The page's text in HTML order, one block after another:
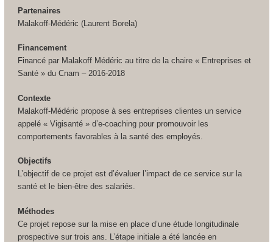
Partenaires
Malakoff-Médéric (Laurent Borela)
Financement
Financé par Malakoff Médéric au titre de la chaire « Entreprises et
Santé » du Cnam – 2016-2018
Contexte
Malakoff-Médéric propose à ses entreprises clientes un service
appelé « Vigisanté » d’e-coaching pour promouvoir les
comportements favorables à la santé des employés.
Objectifs
L’objectif de ce projet est d’évaluer l’impact de ce service sur la
santé et le bien-être des salariés.
Méthodes
Ce projet repose sur la mise en place d’une étude longitudinale
prospective sur trois ans. L’étape initiale a été lancée en